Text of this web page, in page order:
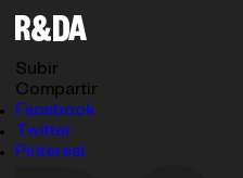
rubioydelamo-interior2
Subir
Compartir
Facebook
Twitter
Pinterest